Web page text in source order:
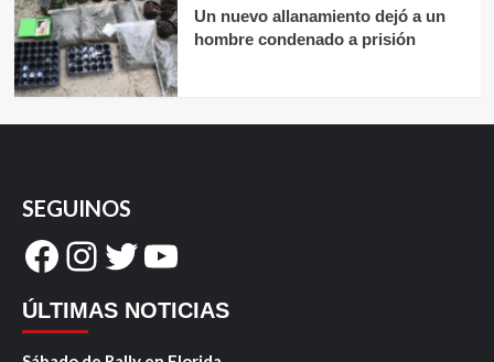
Un nuevo allanamiento dejó a un
hombre condenado a prisión
SEGUINOS
Facebook
Instagram
Twitter
YouTube
ÚLTIMAS NOTICIAS